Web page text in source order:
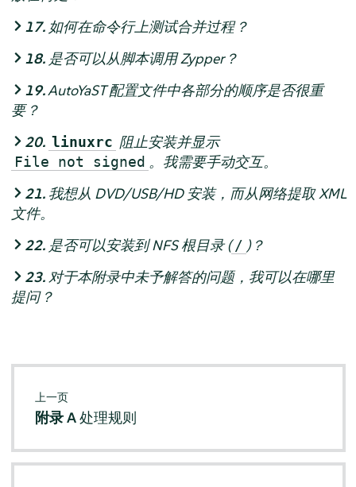
17.如何在命令行上测试合并过程？
18.是否可以从脚本调用 Zypper？
19.AutoYaST 配置文件中各部分的顺序是否很重
要？
20. linuxrc 阻止安装并显示
File not signed 。我需要手动交互。
21.我想从 DVD/USB/HD 安装，而从网络提取 XML
文件。
22.是否可以安装到 NFS 根目录 (/ )？
23.对于本附录中未予解答的问题，我可以在哪里
提问？
上一页
附录 A处理规则